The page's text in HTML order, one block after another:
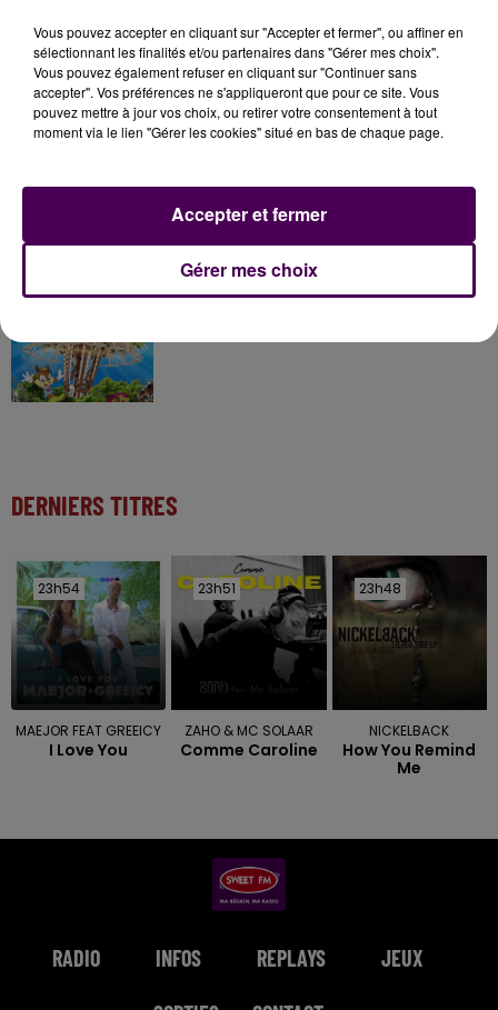
À LA UNE
7 août 2026
Gagnez vos pass pour le V and B Fest' 2026 !
11 juillet 2026
Inscrivez-vous au casting The Voice & The Voice
DERNIERS TITRES
23h54
23h54
MAEJOR FEAT GREEICY
I Love You
23h51
23h51
ZAHO & MC SOLAAR
Comme Caroline
23h48
23h48
NICKELBACK
How You Remind
Me
RADIO INFOS REPLAYS JEUX
Vous pouvez accepter en cliquant sur "Accepter et fermer", ou affiner en
sélectionnant les finalités et/ou partenaires dans "Gérer mes choix".
Vous pouvez également refuser en cliquant sur "Continuer sans
accepter". Vos préférences ne s'appliqueront que pour ce site. Vous
pouvez mettre à jour vos choix, ou retirer votre consentement à tout
moment via le lien "Gérer les cookies" situé en bas de chaque page.
Gérer mes choix
Accepter et fermer